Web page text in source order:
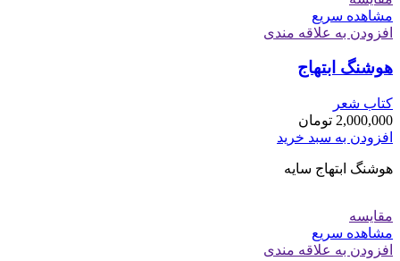
مشاهده سریع
افزودن به علاقه مندی
هوشنگ ابتهاج
کتاب شعر
2,000,000 تومان
افزودن به سبد خرید
هوشنگ ابتهاج سایه
مقایسه
مشاهده سریع
افزودن به علاقه مندی